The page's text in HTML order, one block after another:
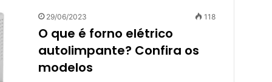
29/06/2023 118
O que é forno elétrico
autolimpante? Confira os
modelos